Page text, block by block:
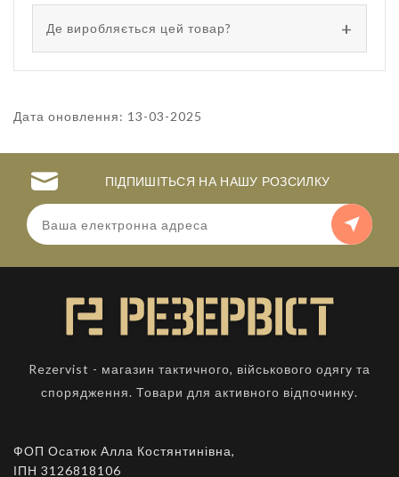
Де виробляється цей товар?
Дата оновлення: 13-03-2025
ПІДПИШІТЬСЯ НА НАШУ РОЗСИЛКУ
Rezervist - магазин тактичного, військового одягу та
спорядження. Товари для активного відпочинку.
ФОП Осатюк Алла Костянтинівна,
ІПН 3126818106